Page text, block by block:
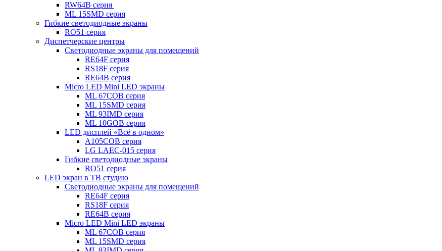
RW64B серия
ML 15SMD серия
Гибкие светодиодные экраны
RO51 серия
Диспетчерские центры
Светодиодные экраны для помещений
RE64F серия
RS18F серия
RE64B серия
Micro LED Mini LED экраны
ML 67COB серия
ML 15SMD серия
ML 93IMD серия
ML 10GOB серия
LED дисплей «Всё в одном»
A105COB серия
LG LAEC-015 серия
Гибкие светодиодные экраны
RO51 серия
LED экран в ТВ студию
Светодиодные экраны для помещений
RE64F серия
RS18F серия
RE64B серия
Micro LED Mini LED экраны
ML 67COB серия
ML 15SMD серия